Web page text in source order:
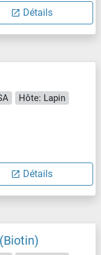
Détails
Hôte: Lapin
Détails